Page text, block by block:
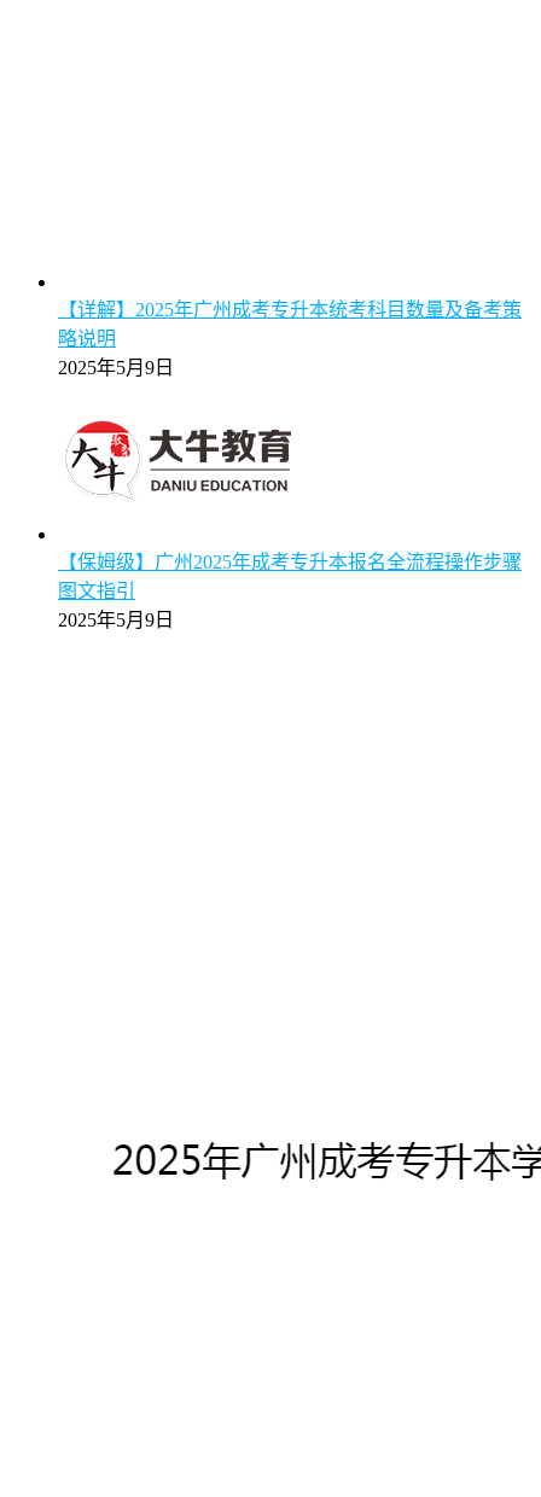
【详解】2025年广州成考专升本统考科目数量及备考策
略说明
2025年5月9日
【保姆级】广州2025年成考专升本报名全流程操作步骤
图文指引
2025年5月9日